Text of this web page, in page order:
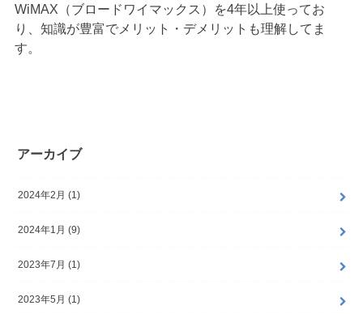
WiMAX（ブロードワイマックス）を4年以上使ってお
り、知識が豊富でメリット・デメリットも理解してま
す。
アーカイブ
2024年2月 (1)
2024年1月 (9)
2023年7月 (1)
2023年5月 (1)